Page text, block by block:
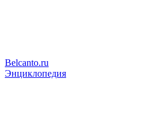
Belcanto.ru
Энциклопедия